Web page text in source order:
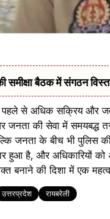
बैठक में संगठन
से अधिक सक्रिय और
की सेवा में समयबद्ध
जनता के बीच भी पुलिस
है, और अधिकारियों को
बनाने की दिशा में एक
उत्तरप्रदेश रायबरेली